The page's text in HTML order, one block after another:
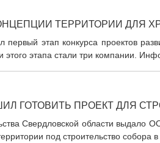
ТЕРРИТОРИИ ДЛЯ
первый этап конкурса проектов
этапа стали три компании.
ГОТОВИТЬ ПРОЕКТ ДЛЯ
Свердловской области выдало
под строительство собора